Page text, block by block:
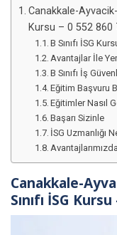
Canakkale-
Kursu – 0 552 860
B Sınıfı İSG
Avantajlar İle
B Sınıfı İş
Eğitim Başvuru
Eğitimler Nasıl
Başarı Sizinle
İSG Uzmanlığı
Canakkale-
Sınıfı İSG Kursu